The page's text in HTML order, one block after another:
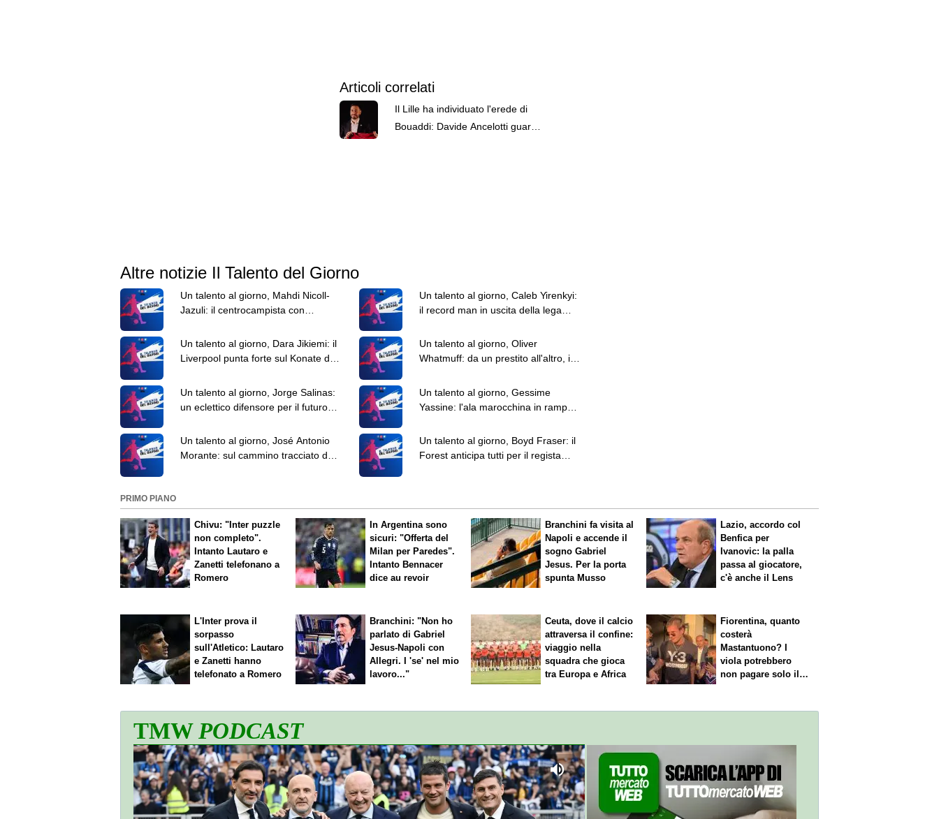
Articoli correlati
Il Lille ha individuato l'erede di
Bouaddi: Davide Ancelotti guarda
Altre notizie Il Talento del Giorno
Un talento al giorno, Mahdi Nicoll-
Jazuli: il centrocampista con
Un talento al giorno, Caleb Yirenkyi:
il record man in uscita della lega
Un talento al giorno, Dara Jikiemi: il
Liverpool punta forte sul Konate del
Un talento al giorno, Oliver
Whatmuff: da un prestito all'altro, il
Un talento al giorno, Jorge Salinas:
un eclettico difensore per il futuro
Un talento al giorno, Gessime
Yassine: l'ala marocchina in rampa
Un talento al giorno, José Antonio
Morante: sul cammino tracciato dai
Un talento al giorno, Boyd Fraser: il
Forest anticipa tutti per il regista
PRIMO PIANO
Chivu: "Inter puzzle
non completo".
Intanto Lautaro e
Zanetti telefonano a
Romero
In Argentina sono
sicuri: "Offerta del
Milan per Paredes".
Intanto Bennacer
diceau revoir
Branchini fa visita al
Napoli e accende il
sogno Gabriel
Jesus. Per la porta
spunta Musso
Lazio, accordo col
Benfica per
Ivanovic: la palla
passa al giocatore,
c'è anche il Lens
L'Inter prova il
sorpasso
sull'Atletico: Lautaro
e Zanetti hanno
telefonato a Romero
Branchini: "Non ho
parlato di Gabriel
Jesus-Napoli con
Allegri. I 'se' nel mio
lavoro..."
Ceuta, dove il calcio
attraversa il confine:
viaggio nella
squadra che gioca
tra Europa e Africa
Fiorentina, quanto
costerà
Mastantuono? I
viola potrebbero
non pagare solo il
TMWPODCAST